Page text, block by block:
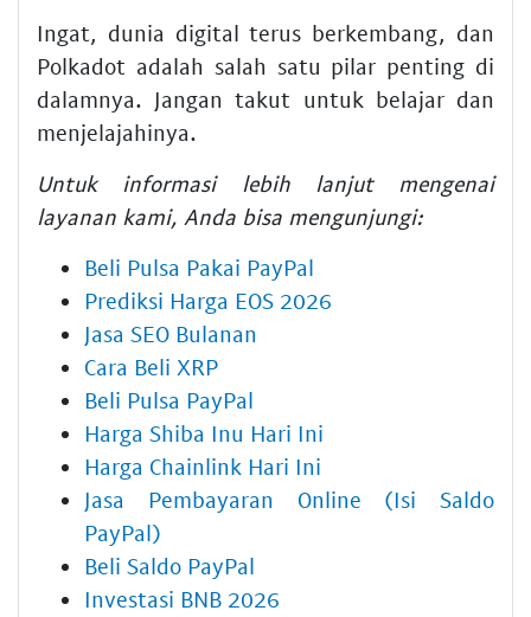
Ingat, dunia digital terus berkembang, dan
Polkadot adalah salah satu pilar penting di
dalamnya. Jangan takut untuk belajar dan
menjelajahinya.
Untuk informasi lebih lanjut mengenai
layanan kami, Anda bisa mengunjungi:
Beli Pulsa Pakai PayPal
Prediksi Harga EOS 2026
Jasa SEO Bulanan
Cara Beli XRP
Beli Pulsa PayPal
Harga Shiba Inu Hari Ini
Harga Chainlink Hari Ini
Jasa Pembayaran Online (Isi Saldo
PayPal)
Beli Saldo PayPal
Investasi BNB 2026